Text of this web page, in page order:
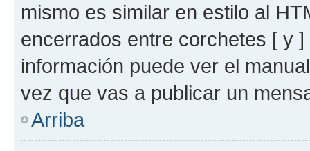
mismo es similar en estilo al
encerrados entre corchetes [ y
información puede ver el
vez que vas a publicar un
Arriba